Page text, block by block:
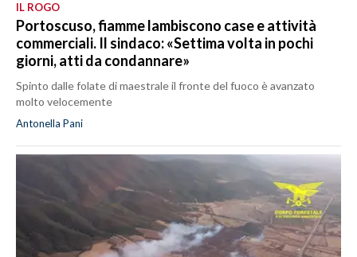
IL ROGO
Portoscuso, fiamme lambiscono case e attività
commerciali. Il sindaco: «Settima volta in pochi
giorni, atti da condannare»
Spinto dalle folate di maestrale il fronte del fuoco è avanzato
molto velocemente
Antonella Pani